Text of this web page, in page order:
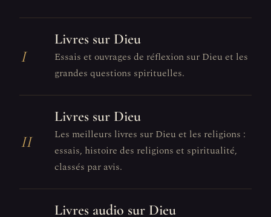
I
Livres sur Dieu
Essais et ouvrages de réflexion sur Dieu et les
grandes questions spirituelles.
II
Livres sur Dieu
Les meilleurs livres sur Dieu et les religions :
essais, histoire des religions et spiritualité,
classés par avis.
Livres audio sur Dieu